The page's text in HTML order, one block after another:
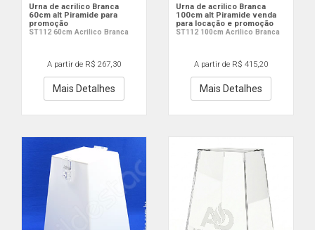
Urna de acrilico Branca
60cm alt Piramide para
promoção
ST112 60cm Acrilico Branca
A partir de R$ 267,30
Mais Detalhes
Urna de acrilico Branca
100cm alt Piramide venda
para locação e promoção
ST112 100cm Acrilico Branca
A partir de R$ 415,20
Mais Detalhes